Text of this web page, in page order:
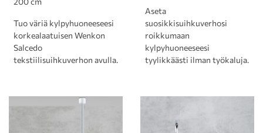
Tuo väriä kylpyhuoneeseesi
korkealaatuisen Wenkon
Salcedo
tekstiilisuihkuverhon avulla.
Aseta
suosikkisuihkuverhosi
roikkumaan
kylpyhuoneeseesi
tyylikkäästi ilman työkaluja.